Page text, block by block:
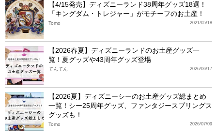
【4/15発売】ディズニーランド38周年グッズ18選！
「キングダム・トレジャー」がモチーフのお土産！
2021/05/18
Tomo
【2026春夏】ディズニーランドのお土産グッズ一
覧！夏グッズや43周年グッズ登場
2026/06/17
てんてん
【2026夏】ディズニーシーのお土産グッズ総まとめ
一覧！シー25周年グッズ、ファンタジースプリングス
グッズも！
2026/07/09
Tomo